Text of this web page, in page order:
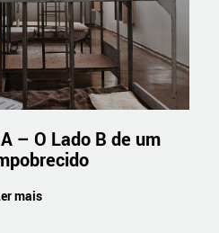
– O Lado B de um
mais